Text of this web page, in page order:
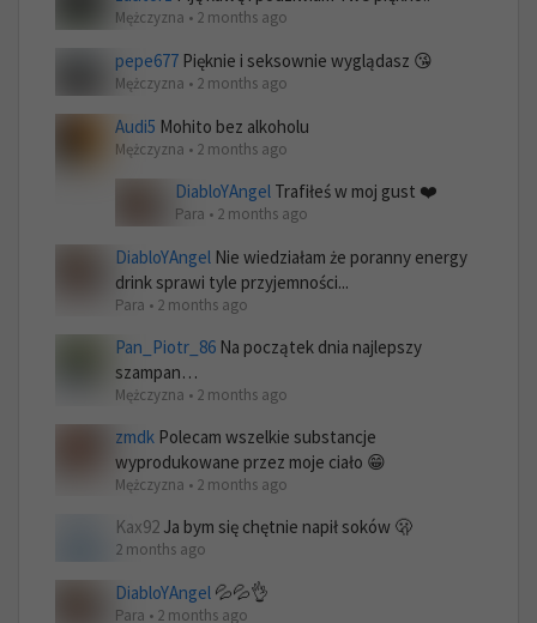
Mężczyzna • 2 months ago
pepe677 Pięknie i seksownie wyglądasz 😘
Mężczyzna • 2 months ago
Audi5 Mohito bez alkoholu
Mężczyzna • 2 months ago
DiabloYAngel Trafiłeś w moj gust ❤️
Para • 2 months ago
DiabloYAngel Nie wiedziałam że poranny energy
drink sprawi tyle przyjemności...
Para • 2 months ago
Pan_Piotr_86 Na początek dnia najlepszy
szampan…
Mężczyzna • 2 months ago
zmdk Polecam wszelkie substancje
wyprodukowane przez moje ciało 😁
Mężczyzna • 2 months ago
Kax92 Ja bym się chętnie napił soków 🫢
2 months ago
DiabloYAngel 💦💦👌
Para • 2 months ago